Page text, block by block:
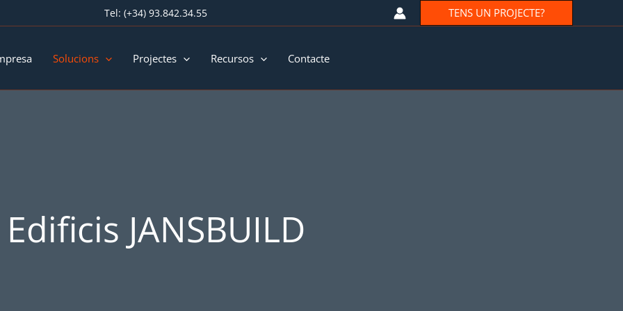
Tel: (+34) 93.842.34.55 TENS UN PROJECTE?
Solucions Projectes Recursos Contacte
Edificis JANSBUILD